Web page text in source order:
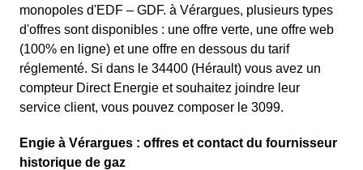
monopoles d'EDF – GDF. à Vérargues, plusieurs types
d'offres sont disponibles : une offre verte, une offre web
(100% en ligne) et une offre en dessous du tarif
réglementé. Si dans le 34400 (Hérault) vous avez un
compteur Direct Energie et souhaitez joindre leur
service client, vous pouvez composer le 3099.
Engie à Vérargues : offres et contact du fournisseur
historique de gaz